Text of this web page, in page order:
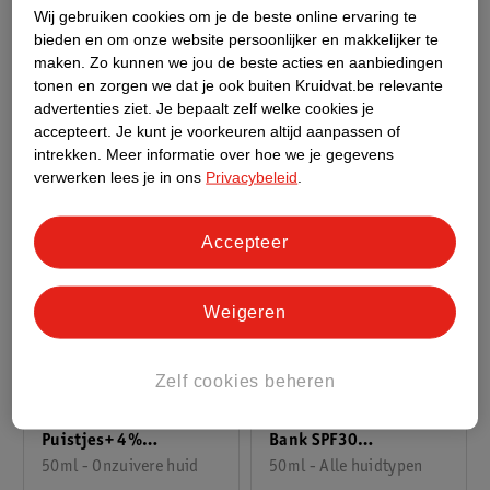
75ml
4
Puistjes+ 4%
Niacinamide +
50ml - Onzuivere huid
Bank SPF30
Moisturizer
50ml - Alle huidtypen
22
Wij gebruiken cookies om je de beste online ervaring te
bieden en om onze website persoonlijker en makkelijker te
maken. Zo kunnen we jou de beste acties en aanbiedingen
tonen en zorgen we dat je ook buiten Kruidvat.be relevante
advertenties ziet. Je bepaalt zelf welke cookies je
accepteert. Je kunt je voorkeuren altijd aanpassen of
intrekken.
Meer informatie over hoe we je gegevens
verwerken lees je in ons Privacybeleid
Zelf cookies beheren
Weigeren
Accepteer